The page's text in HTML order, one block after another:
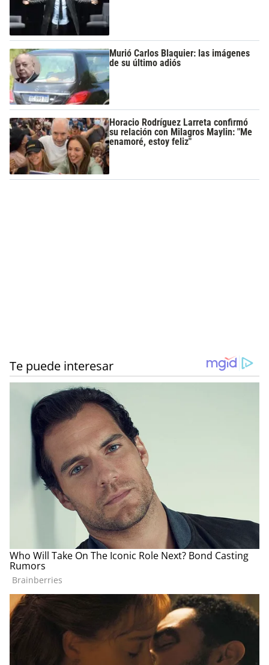
Murió Carlos Blaquier: las imágenes
de su último adiós
Horacio Rodríguez Larreta confirmó
su relación con Milagros Maylin: "Me
enamoré, estoy feliz"